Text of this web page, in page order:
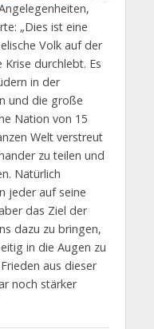
„Dies ist eine
Volk auf der
durchlebt. Es
in der
und die große
Nation von 15
Welt verstreut
zu teilen und
Natürlich
jeder auf seine
das Ziel der
dazu zu bringen,
in die Augen zu
aus dieser
noch stärker